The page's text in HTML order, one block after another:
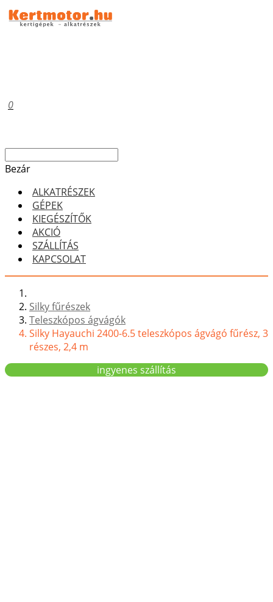
0
Bezár
ALKATRÉSZEK
GÉPEK
KIEGÉSZÍTŐK
AKCIÓ
SZÁLLÍTÁS
KAPCSOLAT
Silky fűrészek
Teleszkópos ágvágók
Silky Hayauchi 2400-6.5 teleszkópos ágvágó fűrész, 3
részes, 2,4 m
ingyenes szállítás